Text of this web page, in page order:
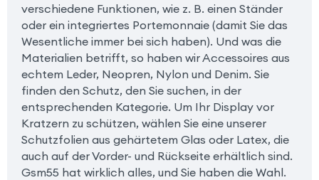
verschiedene Funktionen, wie z. B. einen Ständer
oder ein integriertes Portemonnaie (damit Sie das
Wesentliche immer bei sich haben). Und was die
Materialien betrifft, so haben wir Accessoires aus
echtem Leder, Neopren, Nylon und Denim. Sie
finden den Schutz, den Sie suchen, in der
entsprechenden Kategorie. Um Ihr Display vor
Kratzern zu schützen, wählen Sie eine unserer
Schutzfolien aus gehärtetem Glas oder Latex, die
auch auf der Vorder- und Rückseite erhältlich sind.
Gsm55 hat wirklich alles, und Sie haben die Wahl.